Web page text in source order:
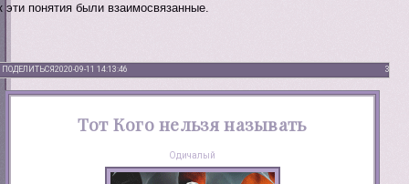
эти понятия были взаимосвязанные.
ПОДЕЛИТЬСЯ 3
2020-09-11 14:13:46
Тот Кого нельзя называть
Одичалый